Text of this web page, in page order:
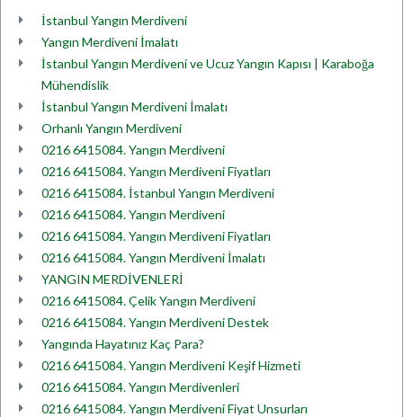
İstanbul Yangın Merdiveni
Yangın Merdiveni İmalatı
İstanbul Yangın Merdiveni ve Ucuz Yangın Kapısı | Karaboğa
Mühendislik
İstanbul Yangın Merdiveni İmalatı
Orhanlı Yangın Merdiveni
0216 6415084. Yangın Merdiveni
0216 6415084. Yangın Merdiveni Fiyatları
0216 6415084. İstanbul Yangın Merdiveni
0216 6415084. Yangın Merdiveni
0216 6415084. Yangın Merdiveni Fiyatları
0216 6415084. Yangın Merdiveni İmalatı
YANGIN MERDİVENLERİ
0216 6415084. Çelik Yangın Merdiveni
0216 6415084. Yangın Merdiveni Destek
Yangında Hayatınız Kaç Para?
0216 6415084. Yangın Merdiveni Keşif Hizmeti
0216 6415084. Yangın Merdivenleri
0216 6415084. Yangın Merdiveni Fiyat Unsurları